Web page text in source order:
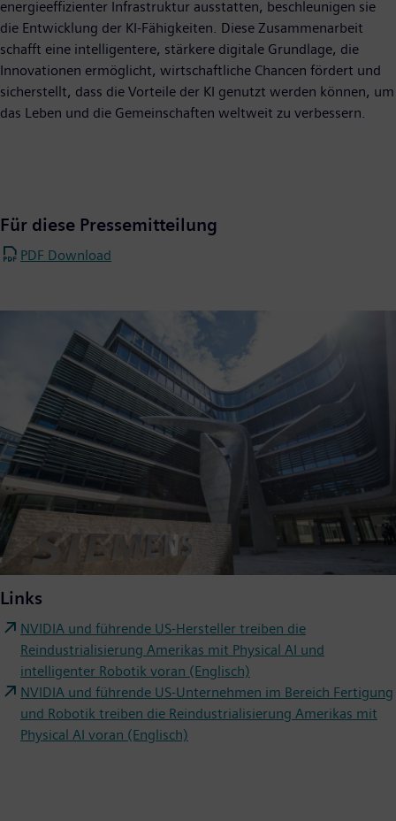
energieeffizienter Infrastruktur ausstatten, beschleunigen sie
die Entwicklung der KI-Fähigkeiten. Diese Zusammenarbeit
schafft eine intelligentere, stärkere digitale Grundlage, die
Innovationen ermöglicht, wirtschaftliche Chancen fördert und
sicherstellt, dass die Vorteile der KI genutzt werden können, um
das Leben und die Gemeinschaften weltweit zu verbessern.
Für diese Pressemitteilung
PDF Download
Links
NVIDIA und führende US-Hersteller treiben die
Reindustrialisierung Amerikas mit Physical AI und
intelligenter Robotik voran (Englisch)
NVIDIA und führende US-Unternehmen im Bereich Fertigung
und Robotik treiben die Reindustrialisierung Amerikas mit
Physical AI voran (Englisch)